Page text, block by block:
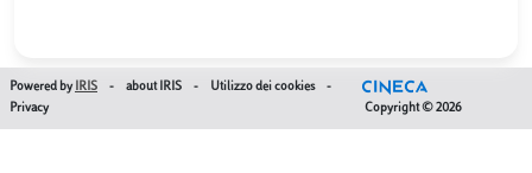
Powered by IRIS - about IRIS - Utilizzo dei cookies
-
Privacy
Copyright © 2026